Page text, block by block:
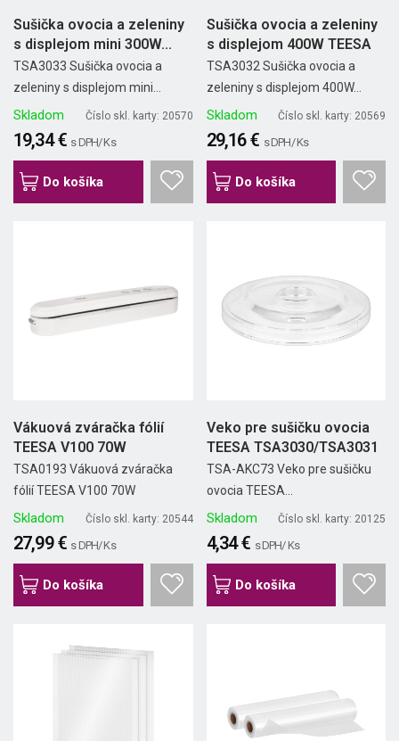
Sušička ovocia a zeleniny
s displejom mini 300W...
TSA3033 Sušička ovocia a
zeleniny s displejom mini...
Skladom Číslo skl. karty: 20570
19,34 € s DPH/ Ks
Do košíka
Sušička ovocia a zeleniny
s displejom 400W TEESA
TSA3032 Sušička ovocia a
zeleniny s displejom 400W...
Skladom Číslo skl. karty: 20569
29,16 € s DPH/ Ks
Do košíka
Vákuová zváračka fólií
TEESA V100 70W
TSA0193 Vákuová zváračka
fólií TEESA V100 70W
Skladom Číslo skl. karty: 20544
27,99 € s DPH/ Ks
Do košíka
Veko pre sušičku ovocia
TEESA TSA3030/TSA3031
TSA-AKC73 Veko pre sušičku
ovocia TEESA...
Skladom Číslo skl. karty: 20125
4,34 € s DPH/ Ks
Do košíka